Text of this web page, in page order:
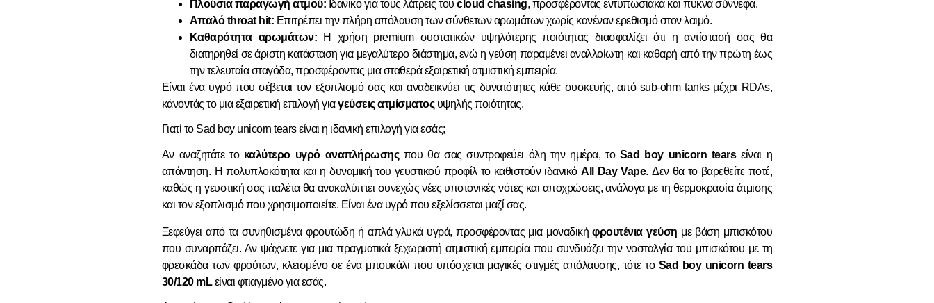
Πλούσια παραγωγή ατμού: Ιδανικό για τους λάτρεις τουcloud chasing, προσφέροντας εντυπωσιακά και πυκνά σύννεφα.
Απαλό throat hit: Επιτρέπει την πλήρη απόλαυση των σύνθετων αρωμάτων χωρίς κανέναν ερεθισμό στον λαιμό.
Καθαρότητα αρωμάτων: Η χρήση premium συστατικών υψηλότερης ποιότητας διασφαλίζει ότι η αντίστασή σας θα
διατηρηθεί σε άριστη κατάσταση για μεγαλύτερο διάστημα, ενώ η γεύση παραμένει αναλλοίωτη και καθαρή από την πρώτη έως
την τελευταία σταγόδα, προσφέροντας μια σταθερά εξαιρετική ατμιστική εμπειρία.
Είναι ένα υγρό που σέβεται τον εξοπλισμό σας και αναδεικνύει τις δυνατότητες κάθε συσκευής, από sub-ohm tanks μέχρι RDAs,
κάνοντάς το μια εξαιρετική επιλογή γιαγεύσεις ατμίσματοςυψηλής ποιότητας.
Γιατί το Sad boy unicorn tears είναι η ιδανική επιλογή για εσάς;
Αν αναζητάτε το καλύτερο υγρό αναπλήρωσηςπου θα σας συντροφεύει όλη την ημέρα, το Sad boy unicorn tearsείναι η
απάντηση. Η πολυπλοκότητα και η δυναμική του γευστικού προφίλ το καθιστούν ιδανικόAll Day Vape. Δεν θα το βαρεθείτε ποτέ,
καθώς η γευστική σας παλέτα θα ανακαλύπτει συνεχώς νέες υποτονικές νότες και αποχρώσεις, ανάλογα με τη θερμοκρασία άτμισης
και τον εξοπλισμό που χρησιμοποιείτε. Είναι ένα υγρό που εξελίσσεται μαζί σας.
Ξεφεύγει από τα συνηθισμένα φρουτώδη ή απλά γλυκά υγρά, προσφέροντας μια μοναδικήφρουτένια γεύση με βάση μπισκότου
που συναρπάζει. Αν ψάχνετε για μια πραγματικά ξεχωριστή ατμιστική εμπειρία που συνδυάζει την νοσταλγία του μπισκότου με τη
φρεσκάδα των φρούτων, κλεισμένο σε ένα μπουκάλι που υπόσχεται μαγικές στιγμές απόλαυσης, τότε το Sad boy unicorn tears
30/120 mLείναι φτιαγμένο για εσάς.